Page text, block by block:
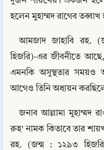
হলেন মুহাম্মদ রাগেব তব্বাখ
আমজাদ জাহাবি রহ.
হিজরি)-এর জীবনীতে
এমনকি অসুস্থতার সময়ও
আগেও তিনি অধ্যয়ন
জনাব আল্লামা মুহাম্মদ
রুহ' নামক কিতাবে তার
রহ. (জন্ম : ১২৯৩